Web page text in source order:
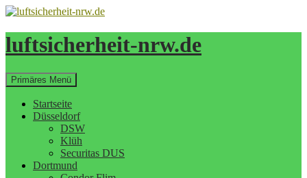
Zum
springen
luftsicherheit-nrw.de
Suchen
Primäres Menü
Startseite
Düsseldorf
DSW
Klüh
Securitas DUS
Dortmund